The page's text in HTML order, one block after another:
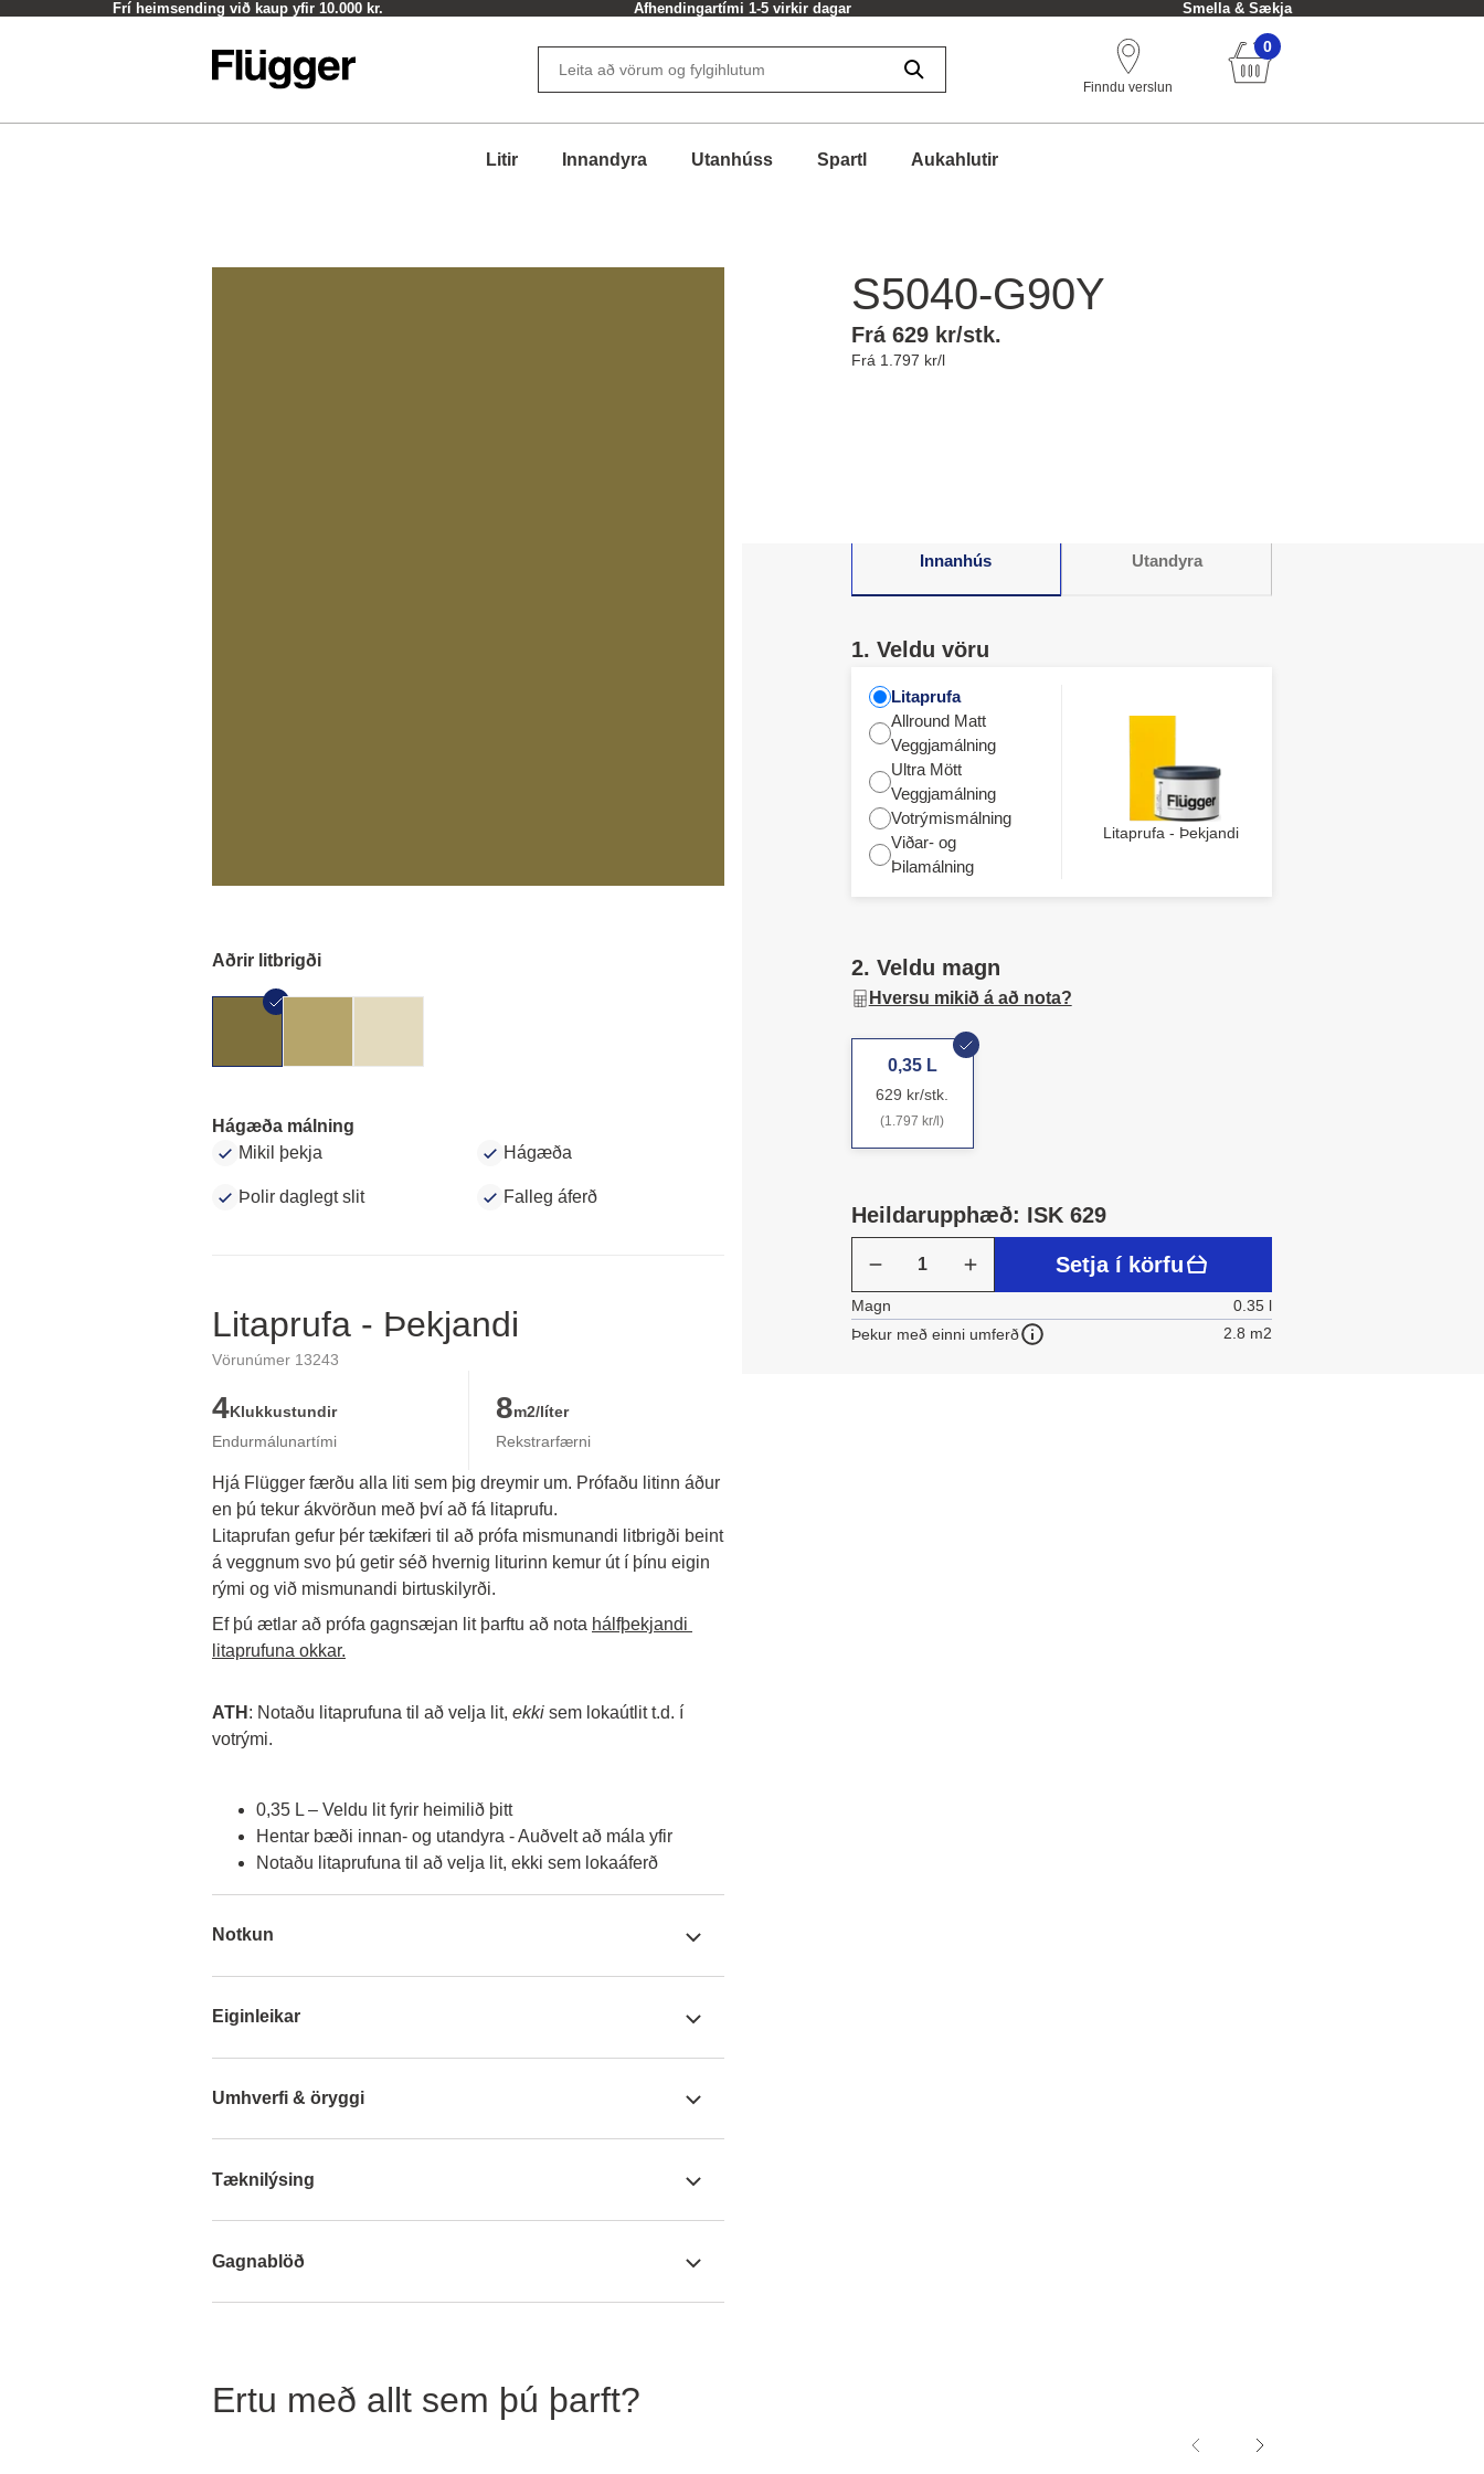
Frí heimsending við kaup yfir 10.000 kr. Afhendingartími 1-5 virkir dagar Smella & Sækja
Finndu verslun
0
Litir Innandyra Utanhúss Spartl Aukahlutir
Aðrir litbrigði
Hágæða málning
Mikil þekja
Hágæða
Þolir daglegt slit Falleg áferð
Litaprufa - Þekjandi
Vörunúmer 13243
4Klukkustundir
Endurmálunartími
8m2/líter
Rekstrarfærni
Hjá Flügger færðu alla liti sem þig dreymir um. Prófaðu litinn áður
en þú tekur ákvörðun með því að fá litaprufu.
Litaprufan gefur þér tækifæri til að prófa mismunandi litbrigði beint
á veggnum svo þú getir séð hvernig liturinn kemur út í þínu eigin
rými og við mismunandi birtuskilyrði.
Ef þú ætlar að prófa gagnsæjan lit þarftu að nota hálfþekjandi
litaprufuna okkar.
ATH : Notaðu litaprufuna til að velja lit, ekki sem lokaútlit t.d. í
votrými.
0,35 L – Veldu lit fyrir heimilið þitt
Hentar bæði innan- og utandyra - Auðvelt að mála yfir
Notaðu litaprufuna til að velja lit, ekki sem lokaáferð
Notkun
Eiginleikar
Umhverfi & öryggi
Tæknilýsing
Gagnablöð
S5040-G90Y
Frá 629 kr/stk.
Frá 1.797 kr/l
Innanhús Utandyra
1. Veldu vöru
Litaprufa
Allround Matt
Veggjamálning
Ultra Mött
Veggjamálning
Votrýmismálning
Viðar- og
Þilamálning
Litaprufa - Þekjandi
2. Veldu magn
Hversu mikið á að nota?
0,35 L
629 kr/stk.
(1.797 kr/l)
Heildarupphæð: ISK 629
Setja í körfu
Magn
0.35 l
Þekur með einni umferð
2.8 m2
Ertu með allt sem þú þarft?